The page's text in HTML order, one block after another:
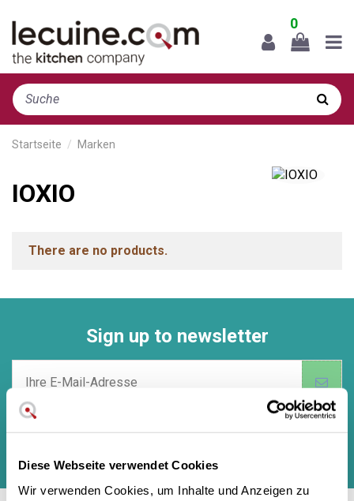
Diese Webseite verwendet Cookies
Wir verwenden Cookies, um Inhalte und Anzeigen zu
0
Startseite Marken
IOXIO
There are no products.
Sign up to newsletter
Puede darse de baja en cualquier momento. Para ello, consulte nuestra
HinweisenundDatenschutzrichtliniendieser Website zu und bin damit